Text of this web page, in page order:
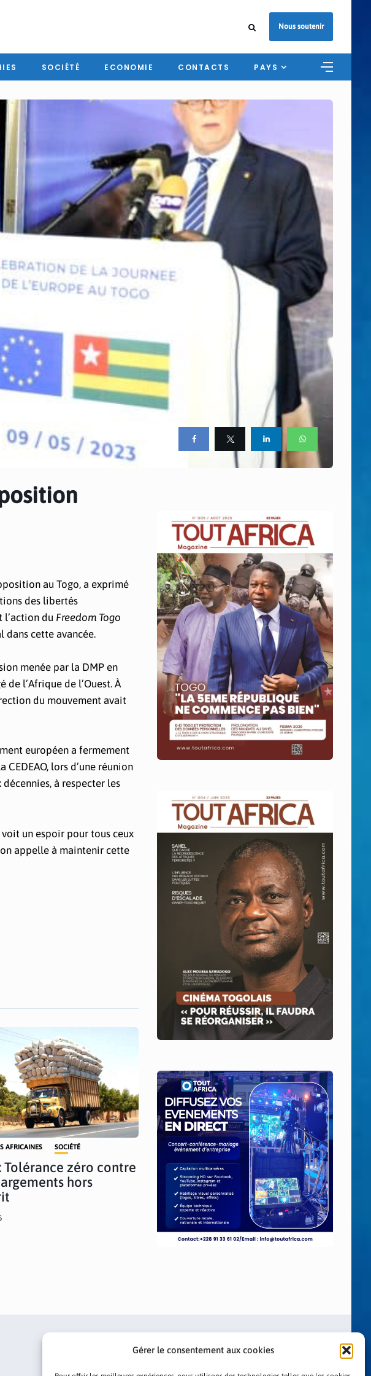
Gérer le consentement aux cookies
Nous soutenir
SOCIÉTÉ ECONOMIE CONTACTS PAYS
au Togo, a exprimé
des libertés
l’action du Freedom Togo
cette avancée.
menée par la DMP en
l’Afrique de l’Ouest. À
du mouvement avait
européen a fermement
lors d’une réunion
à respecter les
un espoir pour tous ceux
appelle à maintenir cette
AFRICAINES SOCIÉTÉ
Tolérance zéro contre
hors